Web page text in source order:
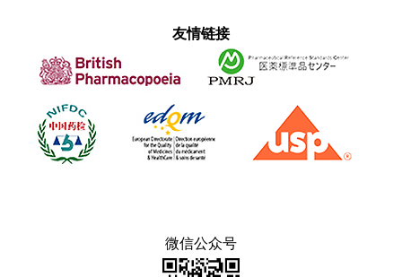
友情链接
微信公众号